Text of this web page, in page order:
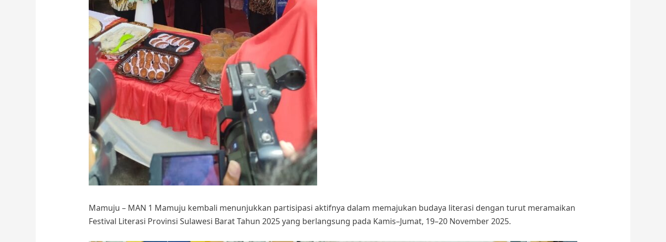
Mamuju – MAN 1 Mamuju kembali menunjukkan partisipasi aktifnya dalam memajukan budaya literasi dengan turut meramaikan
Festival Literasi Provinsi Sulawesi Barat Tahun 2025 yang berlangsung pada Kamis–Jumat, 19–20 November 2025.